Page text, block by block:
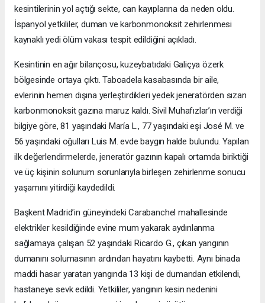
kesintilerinin yol açtığı sekte, can kayıplarına da neden oldu.
İspanyol yetkililer, duman ve karbonmonoksit zehirlenmesi
kaynaklı yedi ölüm vakası tespit edildiğini açıkladı.
Kesintinin en ağır bilançosu, kuzeybatıdaki Galiçya özerk
bölgesinde ortaya çıktı. Taboadela kasabasında bir aile,
evlerinin hemen dışına yerleştirdikleri yedek jeneratörden sızan
karbonmonoksit gazına maruz kaldı. Sivil Muhafızlar’ın verdiği
bilgiye göre, 81 yaşındaki María L., 77 yaşındaki eşi José M. ve
56 yaşındaki oğulları Luis M. evde baygın halde bulundu. Yapılan
ilk değerlendirmelerde, jeneratör gazının kapalı ortamda biriktiği
ve üç kişinin solunum sorunlarıyla birleşen zehirlenme sonucu
yaşamını yitirdiği kaydedildi.
Başkent Madrid’in güneyindeki Carabanchel mahallesinde
elektrikler kesildiğinde evine mum yakarak aydınlanma
sağlamaya çalışan 52 yaşındaki Ricardo G., çıkan yangının
dumanını solumasının ardından hayatını kaybetti. Aynı binada
maddi hasar yaratan yangında 13 kişi de dumandan etkilendi,
hastaneye sevk edildi. Yetkililer, yangının kesin nedenini